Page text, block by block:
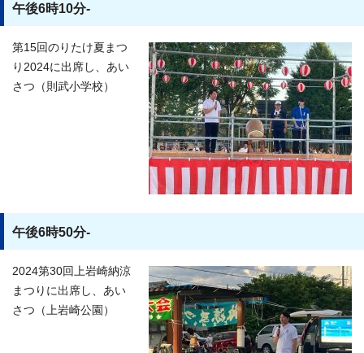
午後6時10分-
第15回のりたけ夏まつ
り2024に出席し、あい
さつ（則武小学校）
午後6時50分-
2024第30回上岩崎納涼
まつりに出席し、あい
さつ（上岩崎公園）